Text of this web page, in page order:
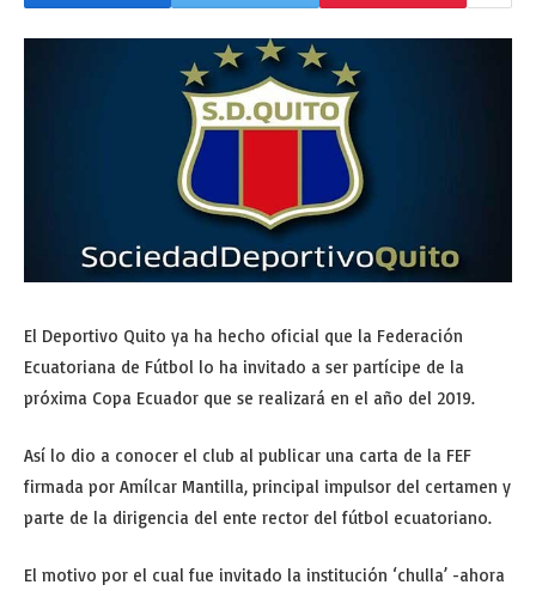
El Deportivo Quito ya ha hecho oficial que la Federación
Ecuatoriana de Fútbol lo ha invitado a ser partícipe de la
próxima Copa Ecuador que se realizará en el año del 2019.
Así lo dio a conocer el club al publicar una carta de la FEF
firmada por Amílcar Mantilla, principal impulsor del certamen y
parte de la dirigencia del ente rector del fútbol ecuatoriano.
El motivo por el cual fue invitado la institución ‘chulla’ -ahora